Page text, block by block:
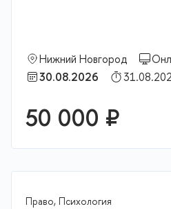
Нижний Новгород
30.08.2026
50 000 ₽
Право, Психология